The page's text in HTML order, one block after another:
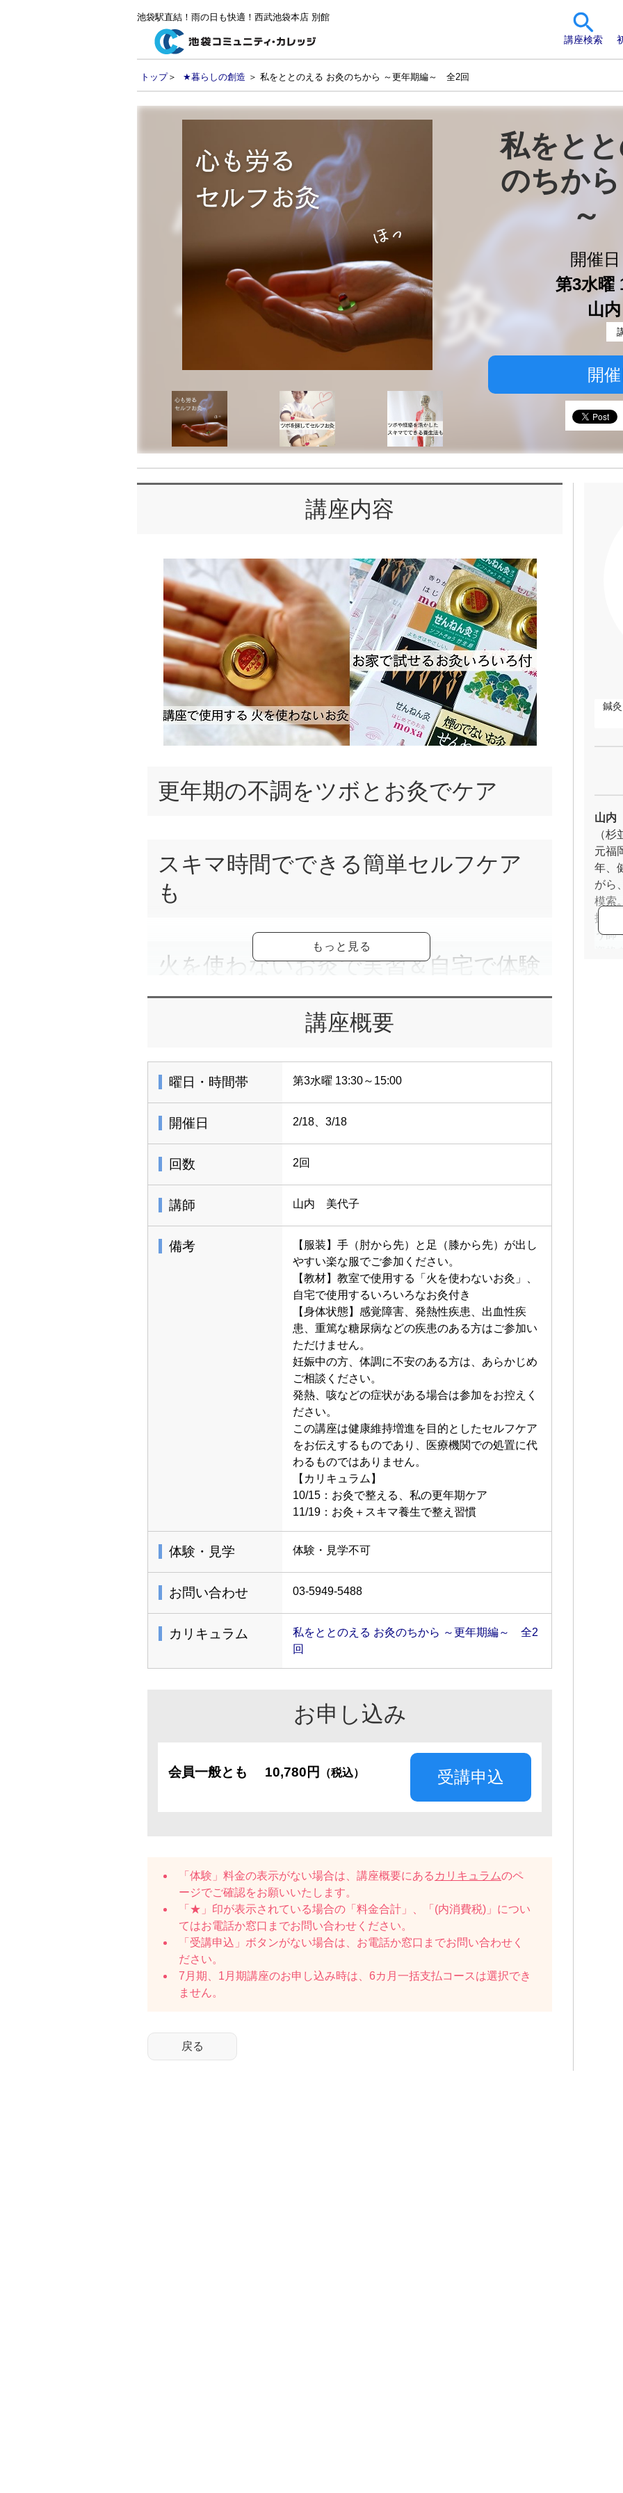
池袋駅直結！雨の日も快適！西武池袋本店 別館
講座検索
トップ＞ ★暮らしの創造 ＞ 私をととのえる お灸のちから ～更年期編～ 全2回
私をと
のちか
～
開催日
第3水曜
山
開
講座内容
更年期の不調をツボとお灸でケア
スキマ時間でできる簡単セルフケア
も
火を使わないお灸で実習＆自宅で体験
できるお灸教材付き
40代後半〜50代半ばの女性に多くみられる更年期の不調。
イライラ、ほてり、だるさ、冷え、不眠…そんな“なんとなく不調”を、がんばら
学び、不調に合わせたツボとセルフケア法をご紹介します。お灸が初めての方に
もわかりやすく、安全な使い方をていねいに解説し、実際にご自宅で試していた
だけるよう、さまざまなお灸を教材としてお渡しします。
すい“お灸以外の養生法”も実習します。
2回目には実際にお灸をやってみての疑問にお答えしながら、日々の暮らしに無
理なく続けられるセルフケアを深めていきましょう。
お灸をきっかけに、じぶんの身体と仲よくなる時間をご一緒しませんか？
講座概要
曜日・時間帯 第3水曜 13:30～15:00
開催日 2/18、3/18
回数 2回
講師 山内 美代子
備考
【服装】手（肘から先）と足（膝から先）が出し
やすい楽な服でご参加ください。
【教材】教室で使用する「火を使わないお灸」、
自宅で使用するいろいろなお灸付き
【身体状態】感覚障害、発熱性疾患、出血性疾
患、重篤な糖尿病などの疾患のある方はご参加い
ただけません。
妊娠中の方、体調に不安のある方は、あらかじめ
ご相談ください。
発熱、咳などの症状がある場合は参加をお控えく
ださい。
この講座は健康維持増進を目的としたセルフケア
をお伝えするものであり、医療機関での処置に代
わるものではありません。
【カリキュラム】
10/15：お灸で整える、私の更年期ケア
11/19：お灸＋スキマ養生で整え習慣
体験・見学 体験・見学不可
お問い合わせ 03-5949-5488
カリキュラム
私をととのえる お灸のちから ～更年期編～ 全2
回
お申し込み
会員一般とも 10,780円 （税込） 受講申込
「体験」料金の表示がない場合は、講座概要にある カリキュラムのペ
ージでご確認をお願いいたします。
「★」印が表示されている場合の「料金合計」、「(内消費税)」につい
てはお電話か窓口までお問い合わせください。
「受講申込」ボタンがない場合は、お電話か窓口までお問い合わせく
ださい。
7月期、1月期講座のお申し込み時は、6カ月一括支払コースは選択でき
ません。
鍼
山内
（杉
元福
年、
がら
模索
探究
う師